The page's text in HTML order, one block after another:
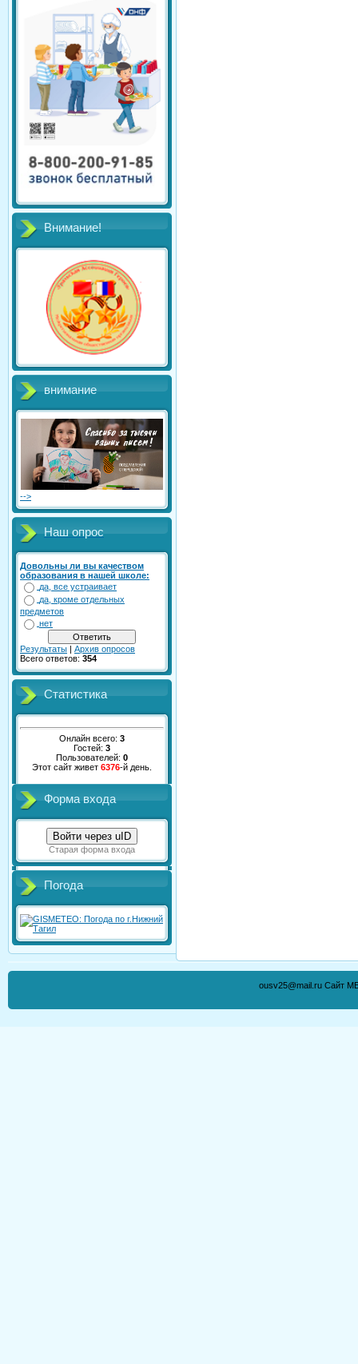
Внимание!
внимание
-->
Наш опрос
Довольны ли вы качеством
образования в нашей школе:
да, все устраивает
да, кроме отдельных
предметов
нет
Результаты | Архив опросов
Всего ответов: 354
Статистика
Онлайн всего: 3
Гостей: 3
Пользователей: 0
Этот сайт живет 6376-й день.
Форма входа
Войти через uID
Старая форма входа
Погода
ousv25@mail.ru Сайт